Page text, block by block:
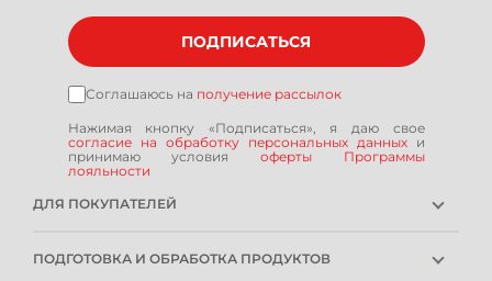
ДЛЯ ПОКУПАТЕЛЕЙ
РЕМОНТОПРИГОДНОСТЬ
ПОДГОТОВКА И ОБРАБОТКА ПРОДУКТОВ
ПОДПИСАТЬСЯ
Соглашаюсь на получение рассылок
Нажимая кнопку «Подписаться», я даю свое
согласие на обработку персональных данных и
принимаю условия оферты Программы
лояльности